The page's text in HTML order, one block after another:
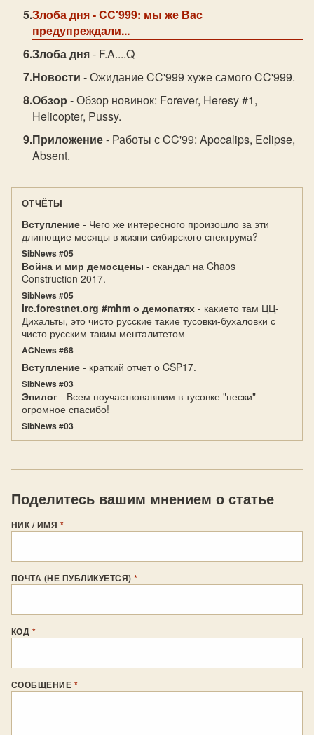
Злоба дня- CC'999: мы же Вас
предупреждали...
Злоба дня- F.A....Q
Новости - Ожидание CC'999 хуже самого CC'999.
Обзор - Обзор новинок: Forever, Heresy #1,
Helicopter, Pussy.
Приложение- Работы с CC'99: Apocalips, Eclipse,
Absent.
ОТЧЁТЫ
Вступление - Чего же интересного произошло за эти
длинющие месяцы в жизни сибирского спектрума?
SibNews #05
Война и мир демосцены - скандал на Chaos
Construction 2017.
SibNews #05
irc.forestnet.org #mhm о демопатях - какието там ЦЦ-
Дихальты, это чисто русские такие тусовки-бухаловки с
чисто русским таким менталитетом
ACNews #68
Вступление - краткий отчет о CSP17.
SibNews #03
Эпилог - Всем поучаствовавшим в тусовке "пески" -
огромное спасибо!
SibNews #03
Поделитесь вашим мнением о статье
НИК / ИМЯ *
ПОЧТА (НЕ ПУБЛИКУЕТСЯ)*
КОД *
СООБЩЕНИЕ *